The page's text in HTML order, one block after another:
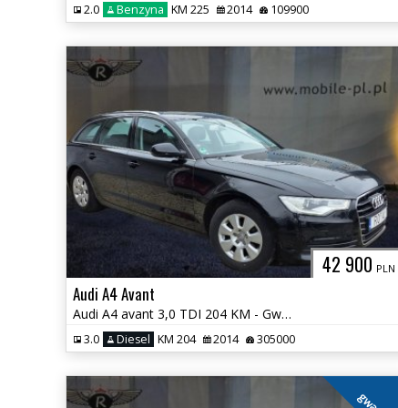
2.0 Benzyna KM 225 2014 109900
42 900 PLN
Audi A4 Avant
Audi A4 avant 3,0 TDI 204 KM - Gwarancja !
3.0 Diesel KM 204 2014 305000